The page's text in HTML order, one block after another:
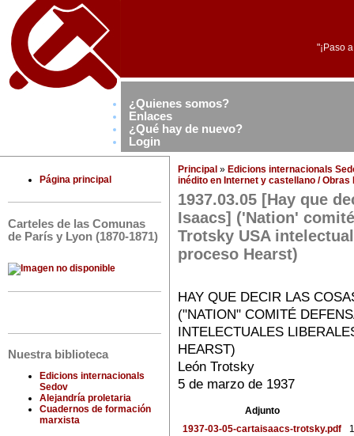
"¡Paso
¿Quienes somos?
Enlaces
¿Qué hay de nuevo?
Login
Página principal
Carteles de las Comunas
de París y Lyon (1870-1871)
Nuestra biblioteca
Edicions internacionals
Sedov
Alejandría proletaria
Cuadernos de formación
marxista
Principal » Edicions internacionals
inédito en Internet y castellano / Obras
1937.03.05 [Hay que
Isaacs] ('Nation'
Trotsky USA
proceso Hearst)
HAY QUE DECIR LAS
("NATION" COMITÉ
INTELECTUALES
HEARST)
León Trotsky
5 de marzo de 1937
Adjunto
1937-03-05-cartaisaacs-trotsky.pdf